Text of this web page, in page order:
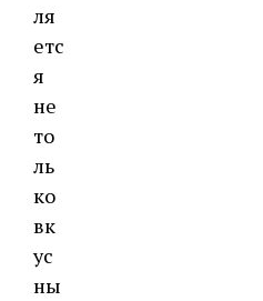
ля
етс
я
не
то
ль
ко
вк
ус
ны